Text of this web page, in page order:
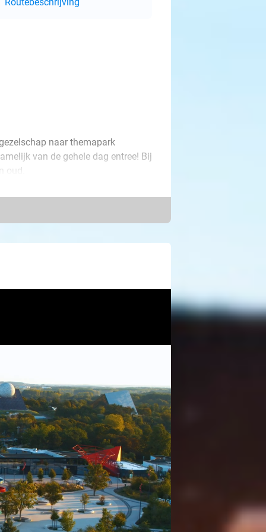
naar themapark
van de gehele dag entree! Bij
oud.
doldwaas avontuur in de tijd met
waarbij je stroomversnellingen
en de kracht van deze leuke